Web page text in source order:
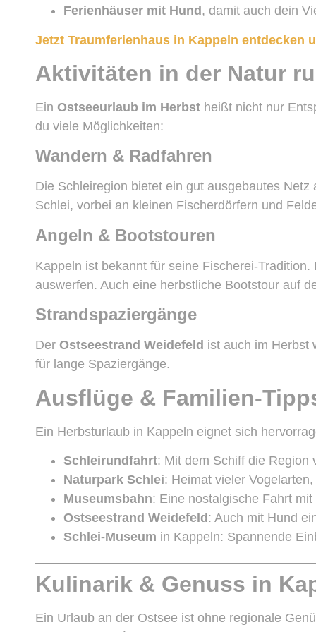
Ferienhäuser mit Hund , damit auch dein
Jetzt Traumferienhaus in Kappeln entdecken
Aktivitäten in der Natur
Ein Ostseeurlaub im Herbst heißt nicht nur
du viele Möglichkeiten:
Wandern & Radfahren
Die Schleiregion bietet ein gut ausgebautes
Schlei, vorbei an kleinen Fischerdörfern und
Angeln & Bootstouren
Kappeln ist bekannt für seine Fischerei-
auswerfen. Auch eine herbstliche Bootstour auf
Strandspaziergänge
Der Ostseestrand Weidefeld ist auch im Herbst
für lange Spaziergänge.
Ausflüge & Familien-
Ein Herbsturlaub in Kappeln eignet sich
Schleirundfahrt: Mit dem Schiff die Region
Naturpark Schlei: Heimat vieler
Museumsbahn: Eine nostalgische Fahrt
Ostseestrand Weidefeld: Auch mit Hund
Schlei-Museum in Kappeln: Spannende
Kulinarik & Genuss in
Ein Urlaub an der Ostsee ist ohne regionale